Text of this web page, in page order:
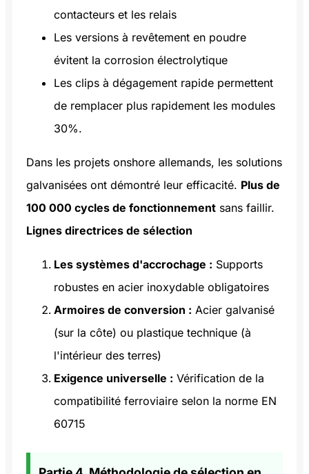
contacteurs et les relais
Les versions à revêtement en poudre
évitent la corrosion électrolytique
Les clips à dégagement rapide permettent
de remplacer plus rapidement les modules
30%.
Dans les projets onshore allemands, les solutions
galvanisées ont démontré leur efficacité. Plus de
100 000 cycles de fonctionnement sans faillir.
Lignes directrices de sélection
Les systèmes d'accrochage : Supports
robustes en acier inoxydable obligatoires
Armoires de conversion : Acier galvanisé
(sur la côte) ou plastique technique (à
l'intérieur des terres)
Exigence universelle : Vérification de la
compatibilité ferroviaire selon la norme EN
60715